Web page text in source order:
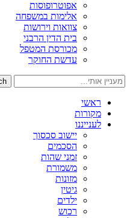
אפוטרופוסות
אלימות במשפחה
צוואות וירושות
בית הדין הרבני
מכורסת המטפל
עדשת החוקר
ראשי
מקורות
לענייננו
יישוב סכסוך
הסכמים
זמני שהות
משמורת
מזונות
גיטין
ילדים
רכוש